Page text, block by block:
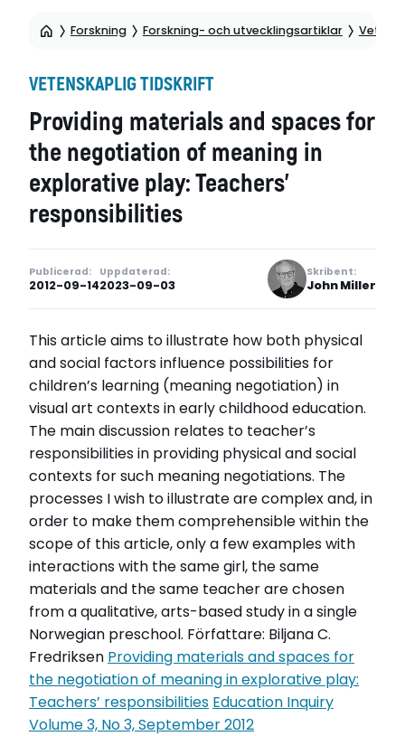
Forskning Forskning- och utvecklingsartiklar
VETENSKAPLIG TIDSKRIFT
Providing materials and spaces for
the negotiation of meaning in
explorative play: Teachers’
responsibilities
Publicerad:
2012-09-14
Uppdaterad:
2023-09-03
Skribent:
John Miller
This article aims to illustrate how both physical
and social factors influence possibilities for
children’s learning (meaning negotiation) in
visual art contexts in early childhood education.
The main discussion relates to teacher’s
responsibilities in providing physical and social
contexts for such meaning negotiations. The
processes I wish to illustrate are complex and, in
order to make them comprehensible within the
scope of this article, only a few examples with
interactions with the same girl, the same
materials and the same teacher are chosen
from a qualitative, arts-based study in a single
Norwegian preschool. Författare: Biljana C.
Fredriksen Providing materials and spaces for
the negotiation of meaning in explorative play:
Teachers’ responsibilities Education Inquiry
Volume 3, No 3, September 2012